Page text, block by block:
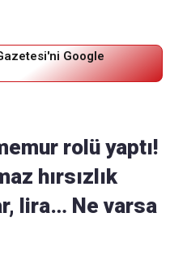
Google
rolü yaptı!
hırsızlık
lira… Ne varsa